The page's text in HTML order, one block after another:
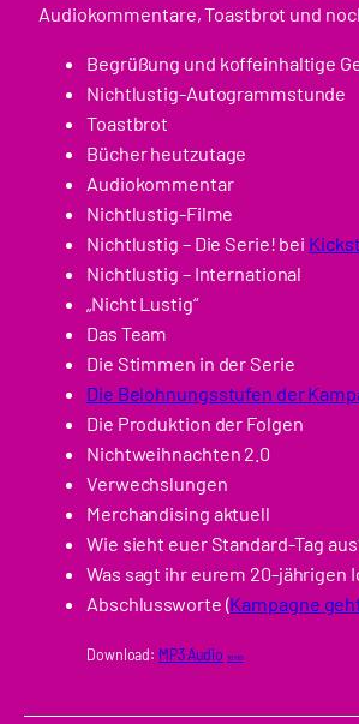
Audiokommentare, Toastbrot und
Begrüßung und koffeinhaltige
Nichtlustig-Autogrammstunde
Toastbrot
Bücher heutzutage
Audiokommentar
Nichtlustig-Filme
Nichtlustig – Die Serie! bei
Nichtlustig – International
„Nicht Lustig“
Das Team
Die Stimmen in der Serie
Die Belohnungsstufen der
Die Produktion der Folgen
Nichtweihnachten 2.0
Verwechslungen
Merchandising aktuell
Wie sieht euer Standard-Tag
Was sagt ihr eurem 20-jährigen
Abschlussworte (Kampagne
Download: MP3 Audio 16 MB